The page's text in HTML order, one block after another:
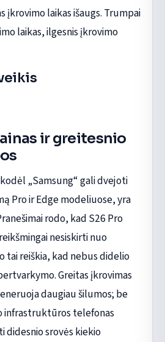
įkrovimo laikas išaugs. Trumpai
laikas, ilgesnis įkrovimo
ir greitesnio
„Samsung“ gali dvejoti
Pro ir Edge modeliuose, yra
rodo, kad S26 Pro
nesiskirti nuo
tai reiškia, kad nebus didelio
Greitas įkrovimas
daugiau šilumos; be
infrastruktūros telefonas
didesnio srovės kiekio